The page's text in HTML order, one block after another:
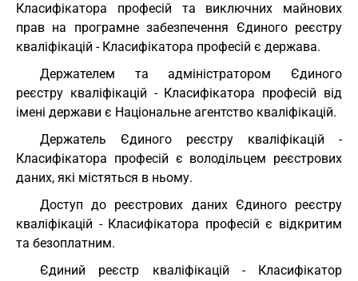
Класифікатора професій та виключних майнових
прав на програмне забезпечення Єдиного реєстру
кваліфікацій - Класифікатора професій є держава.
Держателем та адміністратором Єдиного
реєстру кваліфікацій - Класифікатора професій від
імені держави є Національне агентство кваліфікацій.
Держатель Єдиного реєстру кваліфікацій -
Класифікатора професій є володільцем реєстрових
даних, які містяться в ньому.
Доступ до реєстрових даних Єдиного реєстру
кваліфікацій - Класифікатора професій є відкритим
та безоплатним.
Єдиний реєстр кваліфікацій - Класифікатор